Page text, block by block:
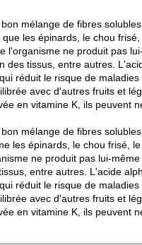
mélange de fibres
les épinards, le chou
l'organisme ne produit pas
des tissus, entre autres.
réduit le risque de
avec d'autres fruits et
en vitamine K, ils peuvent
mélange de fibres
les épinards, le chou frisé,
ne produit pas lui-
entre autres. L'acide
réduit le risque de
avec d'autres fruits et
en vitamine K, ils peuvent